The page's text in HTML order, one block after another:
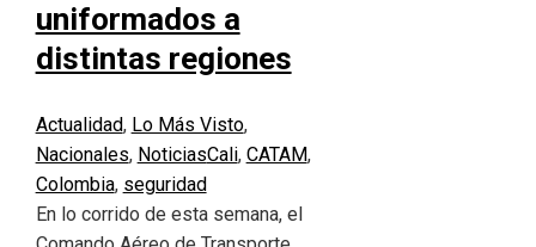
uniformados a
distintas regiones
Actualidad, Lo Más Visto,
Nacionales, NoticiasCali, CATAM,
Colombia, seguridad
En lo corrido de esta semana, el